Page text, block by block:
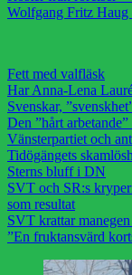
Wolfgang Fritz Haug
Fett med valfläsk
Har Anna-Lena
Svenskar,
Den ”hårt
Vänsterpartiet och
Tidögängets
Sterns bluff i DN
SVT och SR:s
som resultat
SVT krattar
”En fruktansvärd